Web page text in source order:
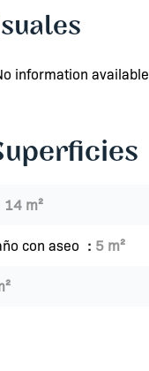
information available
14 m²
con aseo 5 m²